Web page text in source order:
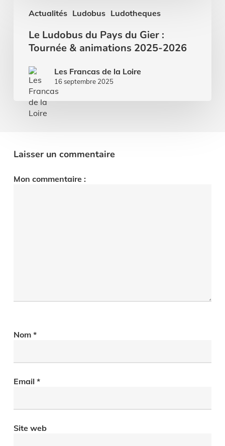
Actualités Ludobus Ludotheques
Ludobus
Pays
Tournée
animations
2025-
Le Ludobus du Pays du Gier :
Tournée & animations 2025-2026
Les Francas de la Loire
16 septembre 2025
Laisser un commentaire
Mon commentaire :
Nom *
Email *
Site web